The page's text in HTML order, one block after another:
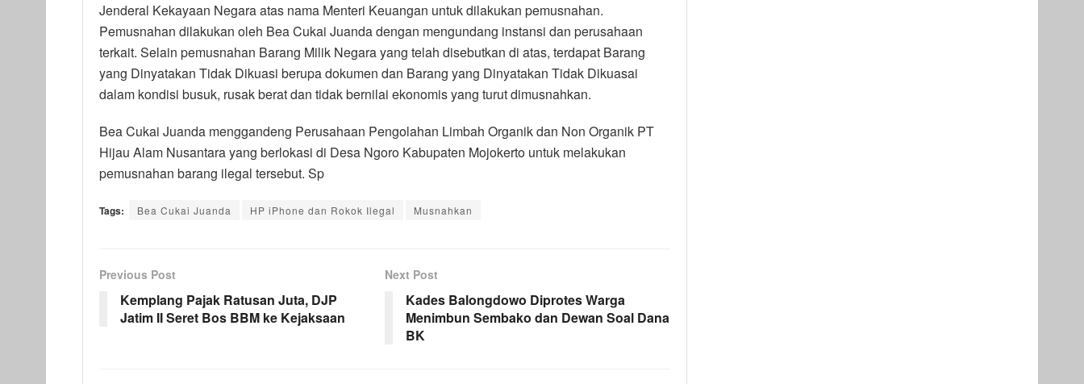
Jenderal Kekayaan Negara atas nama Menteri Keuangan untuk dilakukan pemusnahan.
Pemusnahan dilakukan oleh Bea Cukai Juanda dengan mengundang instansi dan perusahaan
terkait. Selain pemusnahan Barang Milik Negara yang telah disebutkan di atas, terdapat Barang
yang Dinyatakan Tidak Dikuasi berupa dokumen dan Barang yang Dinyatakan Tidak Dikuasai
dalam kondisi busuk, rusak berat dan tidak bernilai ekonomis yang turut dimusnahkan.
Bea Cukai Juanda menggandeng Perusahaan Pengolahan Limbah Organik dan Non Organik PT
Hijau Alam Nusantara yang berlokasi di Desa Ngoro Kabupaten Mojokerto untuk melakukan
pemusnahan barang ilegal tersebut. Sp
Tags: Bea Cukai Juanda HP iPhone dan Rokok Ilegal Musnahkan
Previous Post
Kemplang Pajak Ratusan Juta, DJP
Jatim II Seret Bos BBM ke Kejaksaan
Next Post
Kades Balongdowo Diprotes Warga
Menimbun Sembako dan Dewan Soal Dana
BK